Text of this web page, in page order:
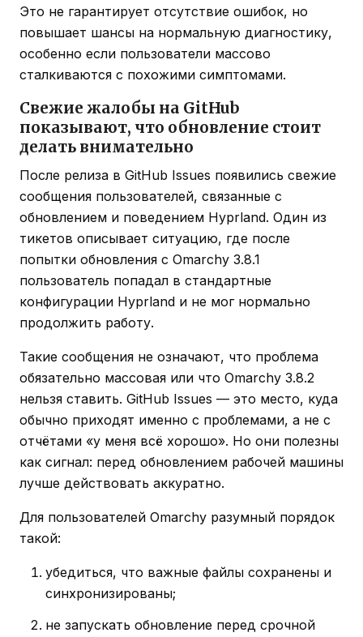
Это не гарантирует отсутствие ошибок, но
повышает шансы на нормальную диагностику,
особенно если пользователи массово
сталкиваются с похожими симптомами.
Свежие жалобы на GitHub
показывают, что обновление стоит
делать внимательно
После релиза в GitHub Issues появились свежие
сообщения пользователей, связанные с
обновлением и поведением Hyprland. Один из
тикетов описывает ситуацию, где после
попытки обновления с Omarchy 3.8.1
пользователь попадал в стандартные
конфигурации Hyprland и не мог нормально
продолжить работу.
Такие сообщения не означают, что проблема
обязательно массовая или что Omarchy 3.8.2
нельзя ставить. GitHub Issues — это место, куда
обычно приходят именно с проблемами, а не с
отчётами «у меня всё хорошо». Но они полезны
как сигнал: перед обновлением рабочей машины
лучше действовать аккуратно.
Для пользователей Omarchy разумный порядок
такой:
убедиться, что важные файлы сохранены и
синхронизированы;
не запускать обновление перед срочной